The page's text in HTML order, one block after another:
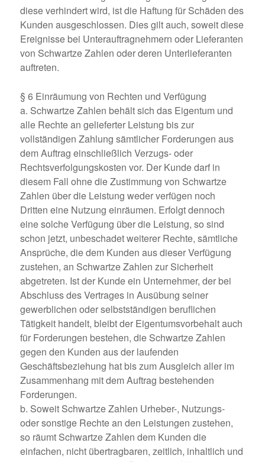
diese verhindert wird, ist die Haftung für Schäden des
Kunden ausgeschlossen. Dies gilt auch, soweit diese
Ereignisse bei Unterauftragnehmern oder Lieferanten
von Schwartze Zahlen oder deren Unterlieferanten
auftreten.
§ 6 Einräumung von Rechten und Verfügung
a. Schwartze Zahlen behält sich das Eigentum und
alle Rechte an gelieferter Leistung bis zur
vollständigen Zahlung sämtlicher Forderungen aus
dem Auftrag einschließlich Verzugs- oder
Rechtsverfolgungskosten vor. Der Kunde darf in
diesem Fall ohne die Zustimmung von Schwartze
Zahlen über die Leistung weder verfügen noch
Dritten eine Nutzung einräumen. Erfolgt dennoch
eine solche Verfügung über die Leistung, so sind
schon jetzt, unbeschadet weiterer Rechte, sämtliche
Ansprüche, die dem Kunden aus dieser Verfügung
zustehen, an Schwartze Zahlen zur Sicherheit
abgetreten. Ist der Kunde ein Unternehmer, der bei
Abschluss des Vertrages in Ausübung seiner
gewerblichen oder selbstständigen beruflichen
Tätigkeit handelt, bleibt der Eigentumsvorbehalt auch
für Forderungen bestehen, die Schwartze Zahlen
gegen den Kunden aus der laufenden
Geschäftsbeziehung hat bis zum Ausgleich aller im
Zusammenhang mit dem Auftrag bestehenden
Forderungen.
b. Soweit Schwartze Zahlen Urheber-, Nutzungs-
oder sonstige Rechte an den Leistungen zustehen,
so räumt Schwartze Zahlen dem Kunden die
einfachen, nicht übertragbaren, zeitlich, inhaltlich und